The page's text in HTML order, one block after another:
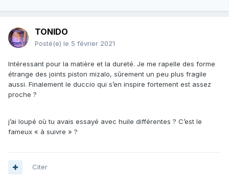
TONIDO
Posté(e) le 5 février 2021
Intéressant pour la matière et la dureté. Je me rapelle des forme
étrange des joints piston mizalo, sûrement un peu plus fragile
aussi. Finalement le duccio qui s’en inspire fortement est assez
proche ?
j’ai loupé où tu avais essayé avec huile différentes ? C’est le
fameux « à suivre » ?
Citer